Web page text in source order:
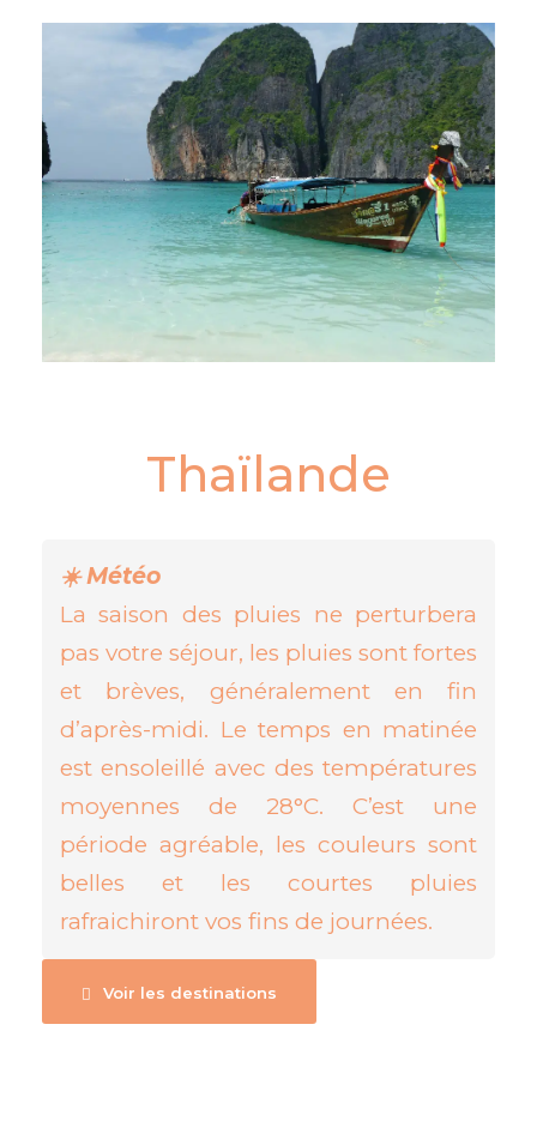
Thaïlande
☀️ Météo
La saison des pluies ne perturbera
pas votre séjour, les pluies sont fortes
et brèves, généralement en fin
d’après-midi. Le temps en matinée
est ensoleillé avec des températures
moyennes de 28°C. C’est une
période agréable, les couleurs sont
belles et les courtes pluies
rafraichiront vos fins de journées.
Voir les destinations